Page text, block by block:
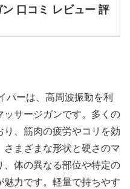
口コミ レビュー 評
パーは、高周波振動を利
ッサージガンです。多くの
、筋肉の疲労やコリを効
まざまな形状と硬さのマ
、体の異なる部位や特定の
魅力です。軽量で持ちやす